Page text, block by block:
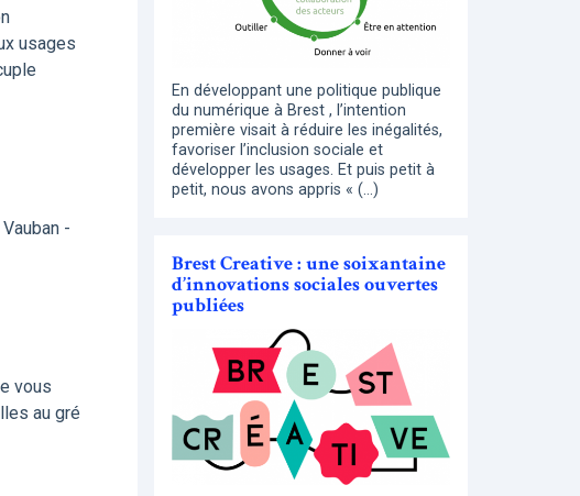
usages
-
vous
au gré
En développant une politique publique
du numérique à Brest , l’intention
première visait à réduire les inégalités,
favoriser l’inclusion sociale et
développer les usages. Et puis petit à
petit, nous avons appris « (…)
Brest Creative : une soixantaine
d’innovations sociales ouvertes
publiées